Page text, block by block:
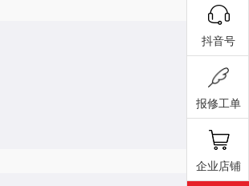
抖音号
报修工单
企业店铺